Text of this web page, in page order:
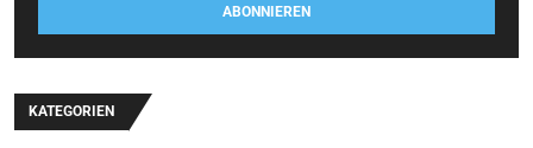
ABONNIEREN
KATEGORIEN